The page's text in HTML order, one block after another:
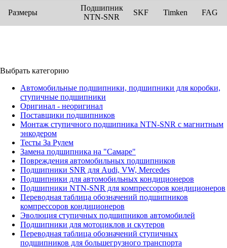
Размеры
Подшипник
NTN-SNR
SKF Timken FAG
Выбрать категорию
Автомобильные подшипники, подшипники для коробки,
ступичные подшипники
Оригинал - неоригинал
Поставщики подшипников
Монтаж ступичного подшипника NTN-SNR с магнитным
энкодером
Тесты За Рулем
Замена подшипника на "Самаре"
Повреждения автомобильных подшипников
Подшипники SNR для Audi, VW, Mercedes
Подшипники для автомобильных кондиционеров
Подшипники NTN-SNR для компрессоров кондиционеров
Переводная таблица обозначений подшипников
компрессоров кондиционеров
Эволюция ступичных подшипников автомобилей
Подшипники для мотоциклов и скутеров
Переводная таблица обозначений ступичных
подшипников для большегрузного транспорта